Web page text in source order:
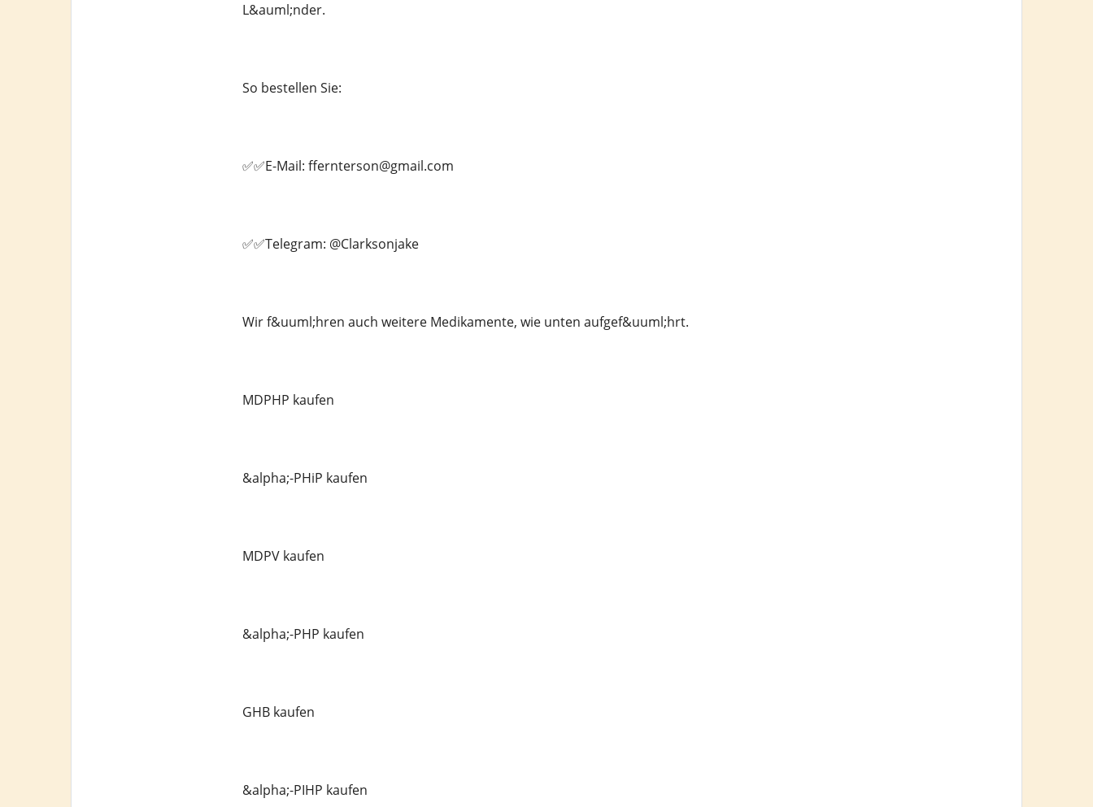
L&auml;nder.
So bestellen Sie:
✅✅E-Mail: ffernterson@gmail.com
✅✅Telegram: @Clarksonjake
Wir f&uuml;hren auch weitere Medikamente, wie unten aufgef&uuml;hrt.
MDPHP kaufen
&alpha;-PHiP kaufen
MDPV kaufen
&alpha;-PHP kaufen
GHB kaufen
&alpha;-PIHP kaufen